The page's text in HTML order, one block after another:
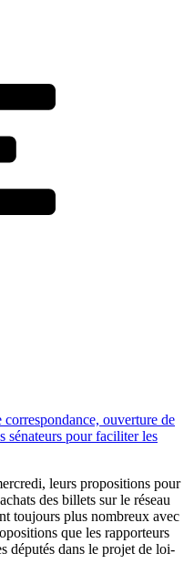
ouverture de
sénateurs pour faciliter les
leurs propositions pour
des billets sur le réseau
toujours plus nombreux avec
que les rapporteurs
députés dans le projet de loi-